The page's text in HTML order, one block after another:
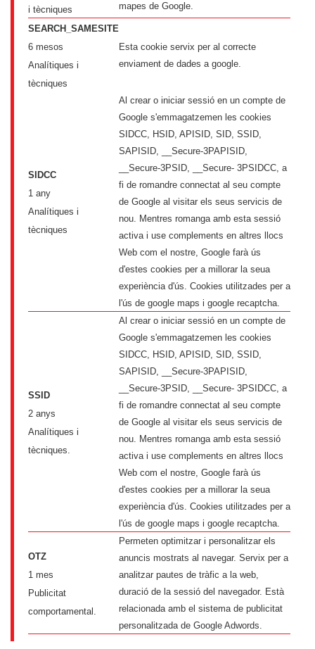
i tècniques mapes de Google.
SEARCH_SAMESITE
6 mesos
Analítiques i
tècniques
Esta cookie servix per al correcte
enviament de dades a google.
SIDCC
1 any
Analítiques i
tècniques
Al crear o iniciar sessió en un compte de
Google s'emmagatzemen les cookies
SIDCC, HSID, APISID, SID, SSID,
SAPISID, __Secure-3PAPISID,
__Secure-3PSID, __Secure- 3PSIDCC, a
fi de romandre connectat al seu compte
de Google al visitar els seus servicis de
nou. Mentres romanga amb esta sessió
activa i use complements en altres llocs
Web com el nostre, Google farà ús
d'estes cookies per a millorar la seua
experiència d'ús. Cookies utilitzades per a
l'ús de google maps i google recaptcha.
SSID
2 anys
Analítiques i
tècniques.
Al crear o iniciar sessió en un compte de
Google s'emmagatzemen les cookies
SIDCC, HSID, APISID, SID, SSID,
SAPISID, __Secure-3PAPISID,
__Secure-3PSID, __Secure- 3PSIDCC, a
fi de romandre connectat al seu compte
de Google al visitar els seus servicis de
nou. Mentres romanga amb esta sessió
activa i use complements en altres llocs
Web com el nostre, Google farà ús
d'estes cookies per a millorar la seua
experiència d'ús. Cookies utilitzades per a
l'ús de google maps i google recaptcha.
OTZ
1 mes
Publicitat
comportamental.
Permeten optimitzar i personalitzar els
anuncis mostrats al navegar. Servix per a
analitzar pautes de tràfic a la web,
duració de la sessió del navegador. Està
relacionada amb el sistema de publicitat
personalitzada de Google Adwords.